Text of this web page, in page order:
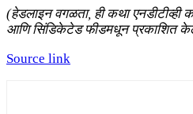
(हेडलाइन वगळता, ही कथा एनडीटीव्ही
आणि सिंडिकेटेड फीडमधून प्रकाशित
Source link